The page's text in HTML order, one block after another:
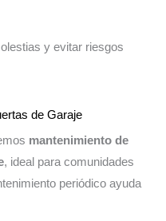
y evitar riesgos
de Garaje
mantenimiento de
, ideal para comunidades
periódico ayuda